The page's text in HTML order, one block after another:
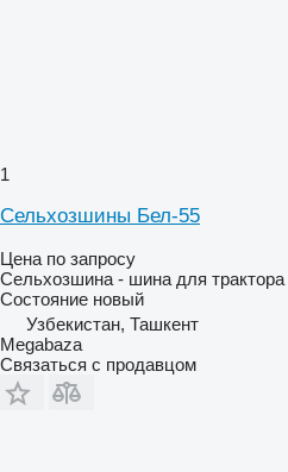
1
Сельхозшины Бел-55
Цена по запросу
Сельхозшина - шина для трактора
Состояние новый
Узбекистан, Ташкент
Megabaza
Связаться с продавцом